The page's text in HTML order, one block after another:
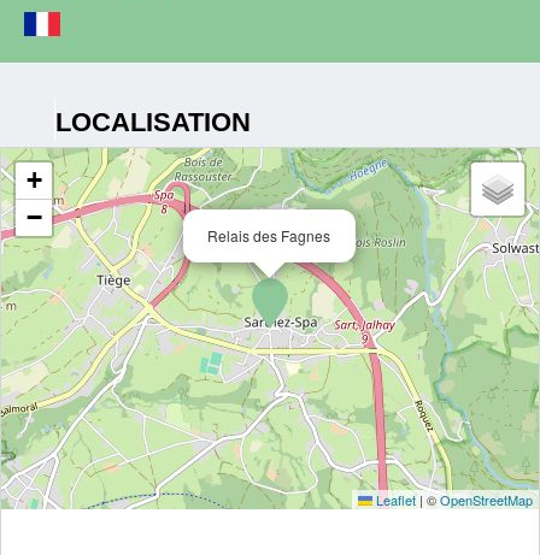
LOCALISATION
Relais des Fagnes
+
−
Leaflet | ©OpenStreetMap